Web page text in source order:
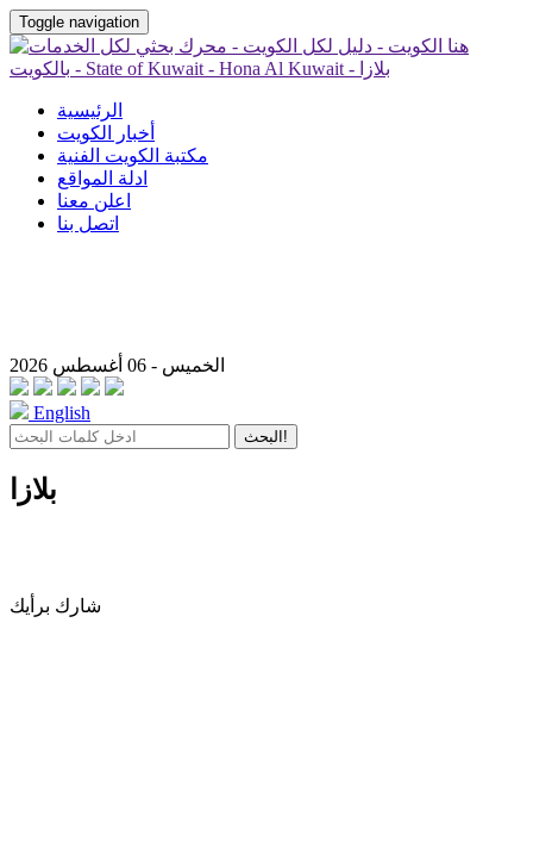
Toggle navigation
الرئيسية
أخبار الكويت
مكتبة الكويت الفنية
ادلة المواقع
اعلن معنا
اتصل بنا
الخميس - 06 أغسطس 2026
English
البحث!
بلازا
شارك برأيك